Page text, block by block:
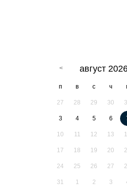
август
п в с ч
27 28 29 30
3 4 5 6
10 11 12 13
17 18 19 20
24 25 26 27
31 1 2 3